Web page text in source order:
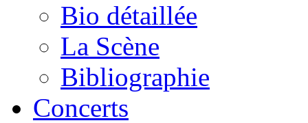
Bio détaillée
La Scène
Bibliographie
Concerts